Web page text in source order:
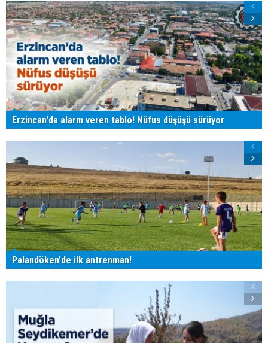
Erzincan'da alarm veren tablo! Nüfus düşüşü sürüyor
Palandöken'de ilk antrenman!